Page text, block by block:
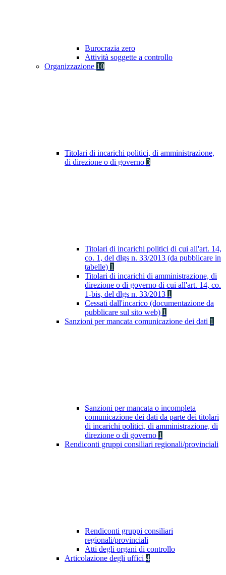
Burocrazia zero
Attività soggette a controllo
Organizzazione 10
Titolari di incarichi politici, di amministrazione,
di direzione o di governo 3
Titolari di incarichi politici di cui all'art. 14,
co. 1, del dlgs n. 33/2013 (da pubblicare in
tabelle) 1
Titolari di incarichi di amministrazione, di
direzione o di governo di cui all'art. 14, co.
1-bis, del dlgs n. 33/2013 1
Cessati dall'incarico (documentazione da
pubblicare sul sito web) 1
Sanzioni per mancata comunicazione dei dati 1
Sanzioni per mancata o incompleta
comunicazione dei dati da parte dei titolari
di incarichi politici, di amministrazione, di
direzione o di governo 1
Rendiconti gruppi consiliari regionali/provinciali
Rendiconti gruppi consiliari
regionali/provinciali
Atti degli organi di controllo
Articolazione degli uffici 4